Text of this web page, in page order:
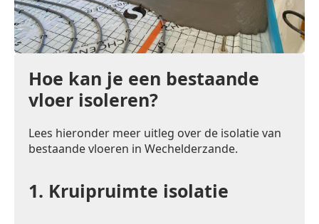
Hoe kan je een bestaande
vloer isoleren?
Lees hieronder meer uitleg over de isolatie van
bestaande vloeren in Wechelderzande.
1. Kruipruimte isolatie